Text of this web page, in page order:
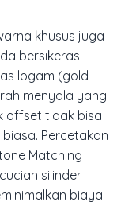
khusus juga
bersikeras
logam (gold
menyala yang
offset tidak bisa
Percetakan
Matching
silinder
biaya